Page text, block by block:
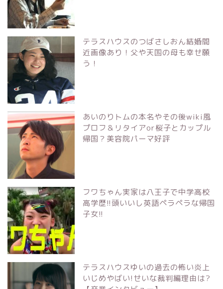
テラスハウスのつばさしおん結婚間
近画像あり！父や天国の母も幸せ願
う！
あいのりトムの本名やその後wiki風
プロフ＆リタイアor桜子とカップル
帰国？美容院パーマ好評
フワちゃん実家は八王子で中学高校
高学歴!!頭いいし英語ペラペラな帰国
子女!!
テラスハウスゆいの過去の怖い炎上
いじめやばい!せいな裁判編理由は?